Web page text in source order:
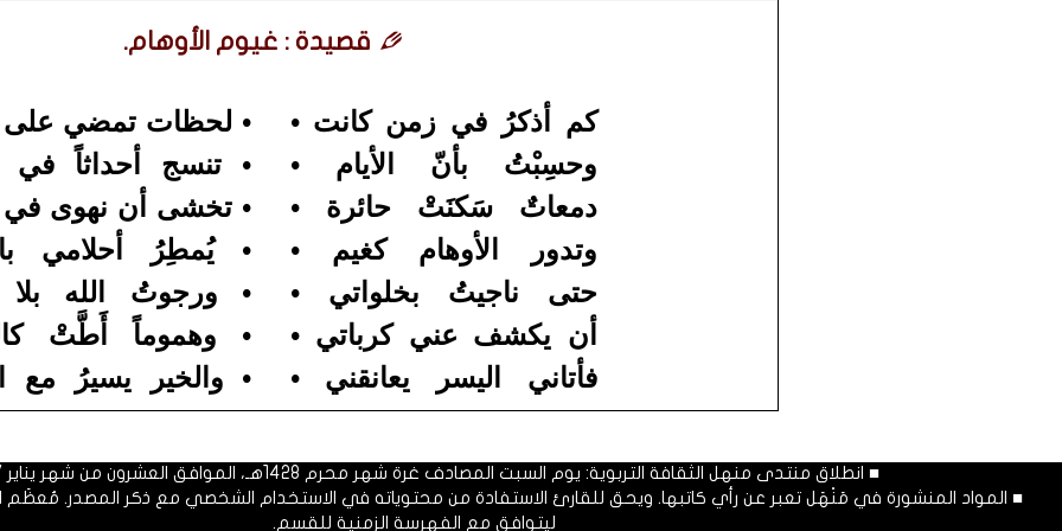
قصيدة : غيوم الأوهام.
كم أذكرُ في زمن كانت •
• لحظات تمضي
وحسِبْتُ بأنّ الأيام •
• تنسج أحداثاً
دمعاتٌ سَكنَتْ حائرة •
• تخشى أن نهوى
وتدور الأوهام كغيم •
• يُمطِرُ أحلامي
حتى ناجيتُ بخلواتي •
• ورجوتُ الله
أن يكشف عني كرباتي •
• وهموماً أَطَّتْ
فأتاني اليسر يعانقني •
• والخير يسيرُ مع
■ انطلاق منتدى منهل الثقافة التربوية: يوم السبت المصادف غرة شهر محرم 1428هـ، الموافق العشرون من شهر يناير 2007م.
■ المواد المنشورة في مَنْهَل تعبر عن رأي كاتبها. ويحق للقارئ الاستفادة من محتوياته في الاستخدام الشخصي مع ذكر المصدر. مُعظَم
ليتوافق مع الفهرسة الزمنية للقسم.